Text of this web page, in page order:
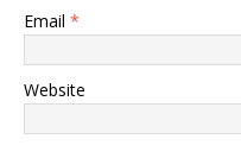
Email *
Website